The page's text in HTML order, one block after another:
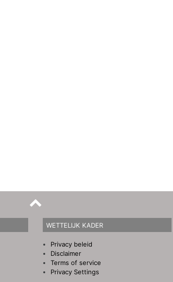
WETTELIJK KADER
Privacy beleid
Disclaimer
Terms of service
Privacy Settings